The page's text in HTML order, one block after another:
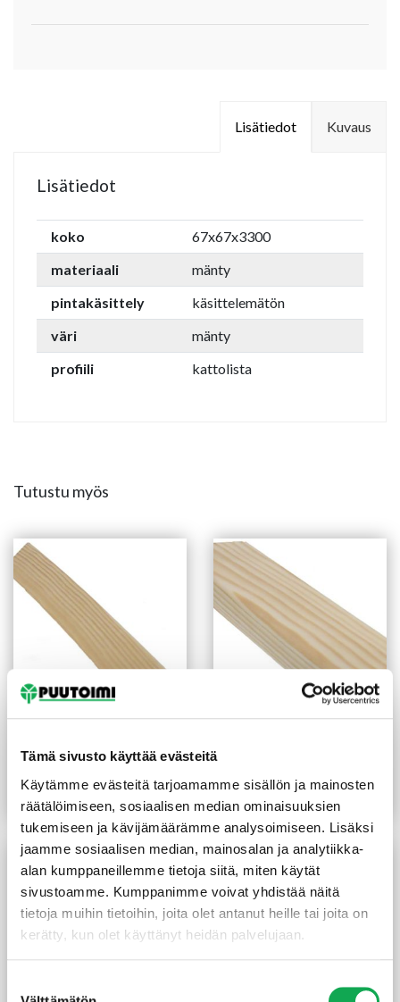
Tämä sivusto käyttää evästeitä
Käytämme evästeitä tarjoamamme sisällön ja mainosten
räätälöimiseen, sosiaalisen median ominaisuuksien
tukemiseen ja kävijämäärämme analysoimiseen. Lisäksi
jaamme sosiaalisen median, mainosalan ja analytiikka-
alan kumppaneillemme tietoja siitä, miten käytät
sivustoamme. Kumppanimme voivat yhdistää näitä
tietoja muihin tietoihin, joita olet antanut heille tai joita on
kerätty, kun olet käyttänyt heidän palvelujaan.
Kuvaus
Lisätiedot
Lisätiedot
koko
67x67x3300
materiaali
mänty
pintakäsittely
käsittelemätön
väri
mänty
profiili
kattolista
Tutustu myös
mm
(1,65 €/m)
Lue lisää
Lue lisää